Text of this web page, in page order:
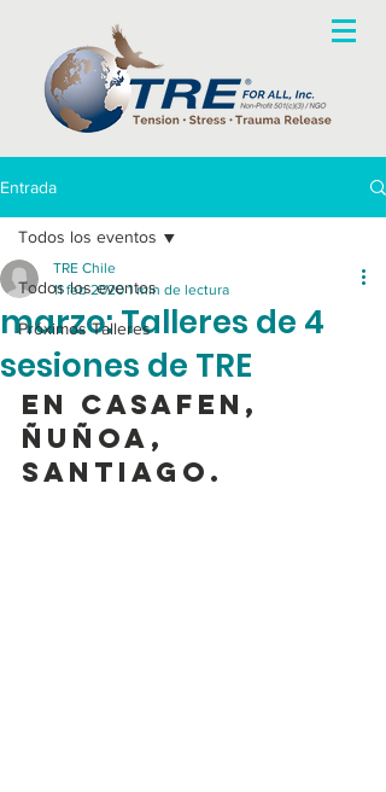
Entrada
Todos los eventos
Próximos Talleres
Todos los eventos
marzo: Talleres de 4
sesiones de TRE
TRE Chile
11 feb 2020 1 min de lectura
En CasaFen,
Ñuñoa,
Santiago.